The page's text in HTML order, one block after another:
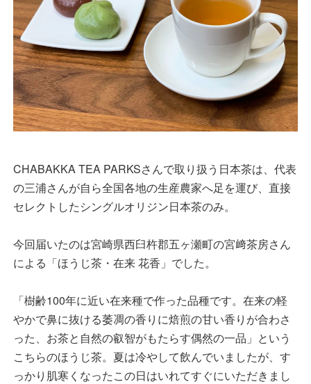
CHABAKKA TEA PARKSさんで取り扱う日本茶は、代表
の三浦さんが自ら全国各地の生産農家へ足を運び、直接
セレクトしたシングルオリジン日本茶のみ。
今回届いたのは宮崎県西臼杵郡五ヶ瀬町の宮﨑茶房さん
による「ほうじ茶・在来 花香」でした。
「樹齢100年に近い在来種で作った品種です。在来の軽
やかで鼻に抜ける萎凋の香りに焙煎の甘い香りが合わさ
った、お茶と自然の叡智がもたらす偶然の一品」という
こちらのほうじ茶。夏は冷やして飲んでいましたが、す
っかり肌寒くなったこの日はいれてすぐにいただきまし